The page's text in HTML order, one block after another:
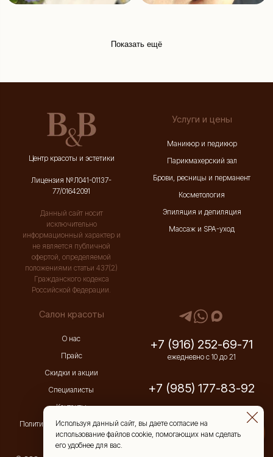
Используя данный сайт, вы даете согласие на
использование файлов cookie, помогающих нам сделать
его удобнее для вас.
Показать ещё
Центр красоты и эстетики
Лицензия №Л041-01137-
77/01642091
Данный сайт носит
исключительно
информационный характер и
не является публичной
офертой, определяемой
положениями статьи 437(2)
Гражданского кодекса
Российской Федерации.
Услуги и цены
Маникюр и педикюр
Парикмахерский зал
Брови, ресницы и перманент
Косметология
Эпиляция и депиляция
Массаж и SPA-уход
Салон красоты
О нас
Прайс
Скидки и акции
Специалисты
Контакты
Политика конфиденциальности
+7 (916) 252-69-71
ежедневно с 10 до 21
+7 (985) 177-83-92